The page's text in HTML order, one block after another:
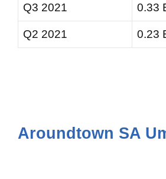
Q3 2021 0.33
Q2 2021 0.23
Aroundtown SA